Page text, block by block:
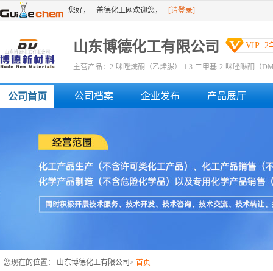
您好， 盖德化工网欢迎您， [请登录]
山东博德化工有限公司 VIP 2
主营产品：2-咪唑烷酮（乙烯脲） 1.3-二甲基-2-咪唑啉酮（
公司首页 公司档案 企业发布 产品展厅
您现在的位置： 山东博德化工有限公司 > 首页